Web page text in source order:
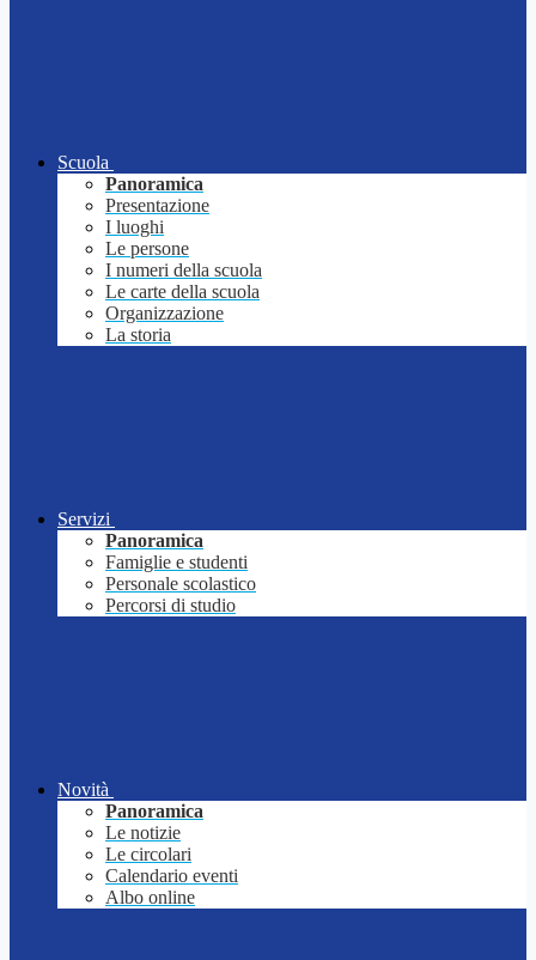
Scuola
Panoramica
Presentazione
I luoghi
Le persone
I numeri della scuola
Le carte della scuola
Organizzazione
La storia
Servizi
Panoramica
Famiglie e studenti
Personale scolastico
Percorsi di studio
Novità
Panoramica
Le notizie
Le circolari
Calendario eventi
Albo online